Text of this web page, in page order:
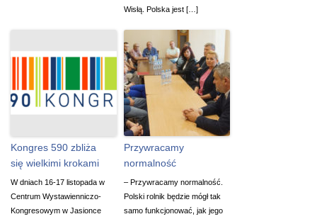
Wisłą. Polska jest […]
Kongres 590 zbliża
się wielkimi krokami
W dniach 16-17 listopada w
Centrum Wystawienniczo-
Kongresowym w Jasionce
Przywracamy
normalność
– Przywracamy normalność.
Polski rolnik będzie mógł tak
samo funkcjonować, jak jego